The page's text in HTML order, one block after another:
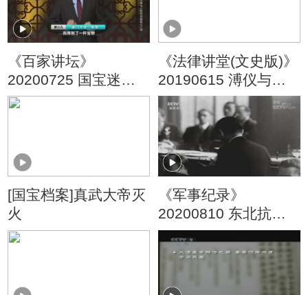
《百家讲坛》
20200725 国宝迷踪
（第三部） 3 草书
《法律讲堂(文史版)》
20190615 溥仪与伪
满洲国（一）被胁迫
的末代皇帝
[国宝档案]真武大帝灭
火
《军事纪录》
20200810 东北抗联
奋起抵抗（下）